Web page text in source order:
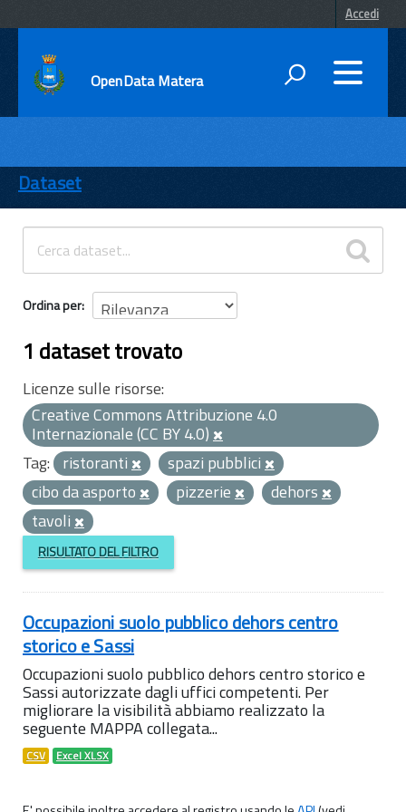
Accedi
OpenData Matera
ENTI
TEMI
INFORMAZIONI
Dataset
Ordina per
1 dataset trovato
Licenze sulle risorse:
Creative Commons Attribuzione 4.0
Internazionale (CC BY 4.0)
Tag: ristoranti
spazi pubblici
cibo da asporto
pizzerie
dehors
tavoli
RISULTATO DEL FILTRO
Occupazioni suolo pubblico dehors centro
storico e Sassi
Occupazioni suolo pubblico dehors centro storico e
Sassi autorizzate dagli uffici competenti. Per
migliorare la visibilità abbiamo realizzato la
seguente MAPPA collegata...
CSV Excel XLSX